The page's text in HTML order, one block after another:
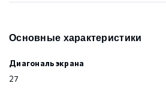
Основные характеристики
Диагональ экрана
27